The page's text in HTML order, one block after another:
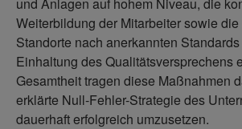
Weiterbildung der Mitarbeiter sowie
Standorte nach anerkannten
Einhaltung des Qualitätsversprechens
Gesamtheit tragen diese Maßnahmen
erklärte Null-Fehler-Strategie des
dauerhaft erfolgreich umzusetzen.